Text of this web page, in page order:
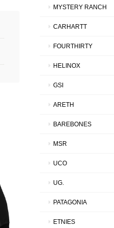
MYSTERY RANCH
CARHARTT
FOURTHIRTY
HELINOX
GSI
ARETH
BAREBONES
MSR
UCO
UG.
PATAGONIA
ETNIES